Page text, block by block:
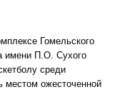
Гомельского
имени П.О. Сухого
среди
местом ожесточенной